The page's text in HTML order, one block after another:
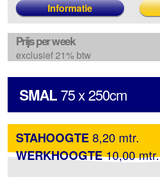
Informatie
Prijs per week
exclusief 21% btw
SMAL 75 x 250cm
STAHOOGTE8,20 mtr.
WERKHOOGTE10,00 mtr.